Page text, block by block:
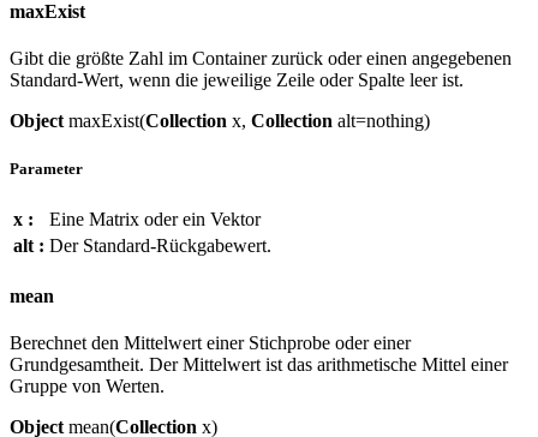
maxExist
Gibt die größte Zahl im Container zurück oder einen angegebenen
Standard-Wert, wenn die jeweilige Zeile oder Spalte leer ist.
ObjectmaxExist(Collection x, Collection alt=nothing)
Parameter
x :
Eine Matrix oder ein Vektor
alt : Der Standard-Rückgabewert.
mean
Berechnet den Mittelwert einer Stichprobe oder einer
Grundgesamtheit. Der Mittelwert ist das arithmetische Mittel einer
Gruppe von Werten.
Object mean(Collection x)